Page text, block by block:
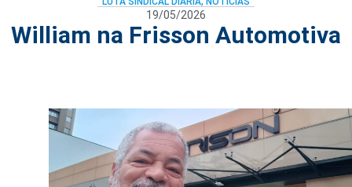
19/05/2026
William na Frisson Automotiva